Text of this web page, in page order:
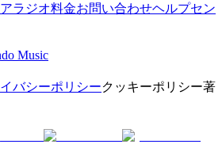
ラジオ料金お問い合わせヘルプセン
Music
バシーポリシークッキーポリシー著